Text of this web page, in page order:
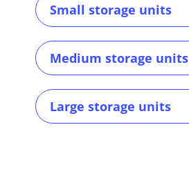
Small storage units
Medium storage units
Large storage units